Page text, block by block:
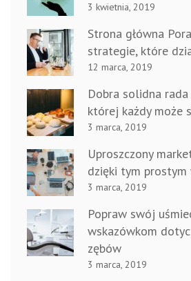
3 kwietnia, 2019
Strona główna
strategie, które
12 marca, 2019
Dobra solidna
której każdy może
3 marca, 2019
Uproszczony
dzięki tym prostym
3 marca, 2019
Popraw swój
wskazówkom
zębów
3 marca, 2019